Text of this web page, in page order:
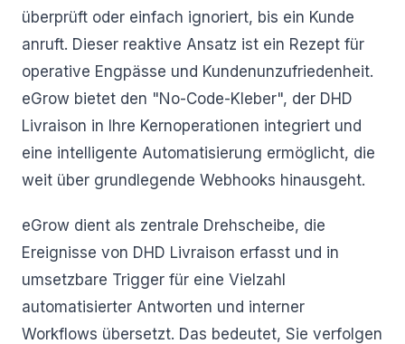
überprüft oder einfach ignoriert, bis ein Kunde
anruft. Dieser reaktive Ansatz ist ein Rezept für
operative Engpässe und Kundenunzufriedenheit.
eGrow bietet den "No-Code-Kleber", der DHD
Livraison in Ihre Kernoperationen integriert und
eine intelligente Automatisierung ermöglicht, die
weit über grundlegende Webhooks hinausgeht.
eGrow dient als zentrale Drehscheibe, die
Ereignisse von DHD Livraison erfasst und in
umsetzbare Trigger für eine Vielzahl
automatisierter Antworten und interner
Workflows übersetzt. Das bedeutet, Sie verfolgen